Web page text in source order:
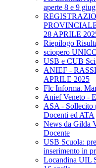
aperte 8 e 9
28 APRILE
Riepilogo
sciopero
USB e CUB
ANIEF -
APRILE 2025
Flc Informa.
Anief Veneto -
ASA - Sollecito
Docenti ed ATA
News da Gilda
Docente
USB Scuola:
inserimento in
Locandina UIL